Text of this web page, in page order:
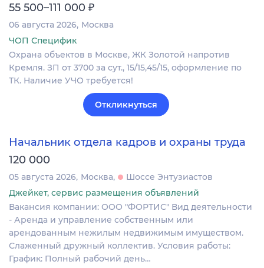
55 500–111 000 ₽
06 августа 2026 Москва
ЧОП Специфик
Охрана объектов в Москве, ЖК Золотой напротив
Кремля. ЗП от 3700 за сут., 15/15,45/15, оформление по
ТК. Наличие УЧО требуется!
Откликнуться
Начальник отдела кадров и охраны труда
120 000
05 августа 2026 Москва
Шоссе Энтузиастов
Джейкет, сервис размещения объявлений
Вакансия компании: ООО "ФОРТИС" Вид деятельности
- Аренда и управление собственным или
арендованным нежилым недвижимым имуществом.
Слаженный дружный коллектив. Условия работы:
График: Полный рабочий день…